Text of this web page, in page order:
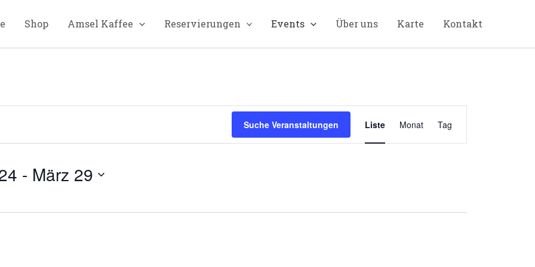
Shop Amsel Kaffee Reservierungen Events Über uns Karte Kontakt
Suche Veranstaltungen
Ansichten-
Navigation
Liste Monat Tag
- März 29